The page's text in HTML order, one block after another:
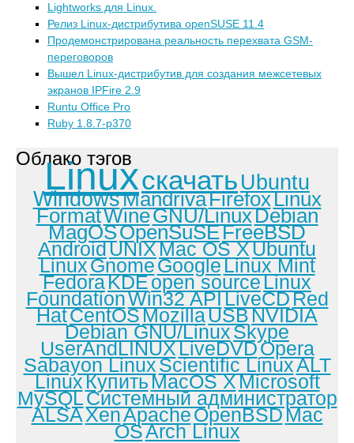
Lightworks для Linux.
Релиз Linux-дистрибутива openSUSE 11.4
Продемонстрирована реальность перехвата GSM-
переговоров
Вышел Linux-дистрибутив для создания межсетевых
экранов IPFire 2.9
Runtu Office Pro
Ruby 1.8.7-p370
Облако тэгов
Linuxскачать Ubuntu
WindowsMandrivaFirefoxLinux
FormatWineGNU/LinuxDebian
MagOSOpenSuSEFreeBSD
AndroidUNIXMac OS XUbuntu
LinuxGnomeGoogleLinux Mint
FedoraKDEopen sourceLinux
FoundationWin32 APILiveCDRed
HatCentOSMozillaUSBNVIDIA
Debian GNU/LinuxSkype
UserAndLINUXLiveDVDOpera
Sabayon LinuxScientific LinuxALT
LinuxКупитьMacOS XMicrosoft
MySQLСистемный администратор
ALSAXenApacheOpenBSDMac
OSArch Linux